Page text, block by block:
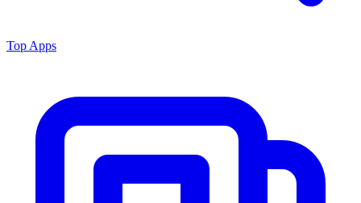
Top Apps